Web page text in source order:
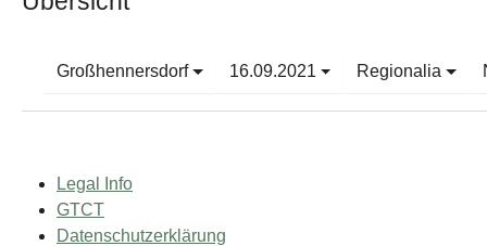
Großhennersdorf 16.09.2021 Regionalia
Legal Info
GTCT
Datenschutzerklärung